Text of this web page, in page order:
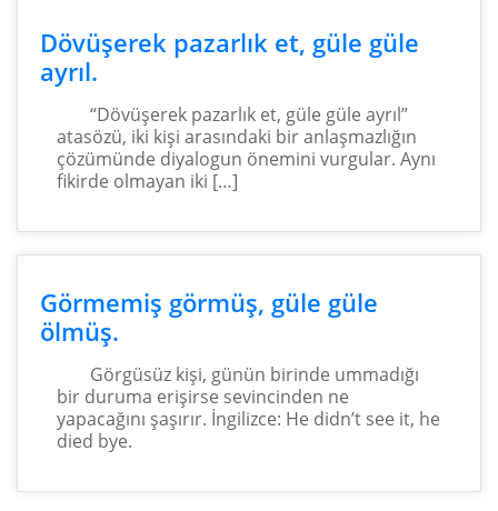
Dövüşerek pazarlık et, güle güle
ayrıl.
“Dövüşerek pazarlık et, güle güle ayrıl”
atasözü, iki kişi arasındaki bir anlaşmazlığın
çözümünde diyalogun önemini vurgular. Aynı
fikirde olmayan iki […]
Görmemiş görmüş, güle güle
ölmüş.
Görgüsüz kişi, günün birinde ummadığı
bir duruma erişirse sevincinden ne
yapacağını şaşırır. İngilizce: He didn’t see it, he
died bye.